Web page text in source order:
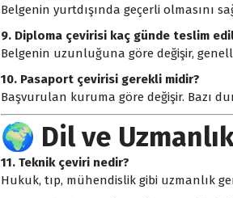
Belgenin yurtdışında geçerli olmasını
9. Diploma çevirisi kaç günde teslim
Belgenin uzunluğuna göre değişir,
10. Pasaport çevirisi gerekli midir?
Başvurulan kuruma göre değişir. Bazı
🌍 Dil ve
11. Teknik çeviri nedir?
Hukuk, tıp, mühendislik gibi uzmanlık